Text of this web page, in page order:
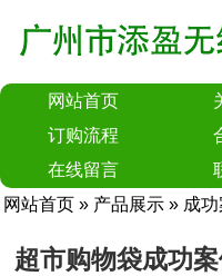
网站首页
订购流程
在线留言
网站首页 » 产品展示 » 成功
超市购物袋成功案